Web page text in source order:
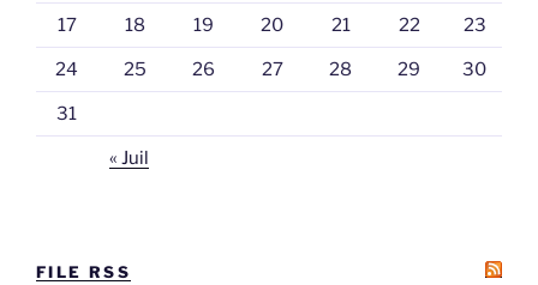
17 18 19 20 21 22 23
24 25 26 27 28 29 30
31
« Juil
FILE RSS